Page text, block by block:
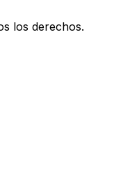
los derechos.